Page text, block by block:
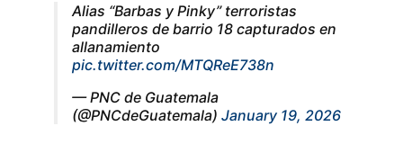
Alias “Barbas y Pinky” terroristas
pandilleros de barrio 18 capturados en
allanamiento
pic.twitter.com/MTQReE738n
— PNC de Guatemala
(@PNCdeGuatemala) January 19, 2026